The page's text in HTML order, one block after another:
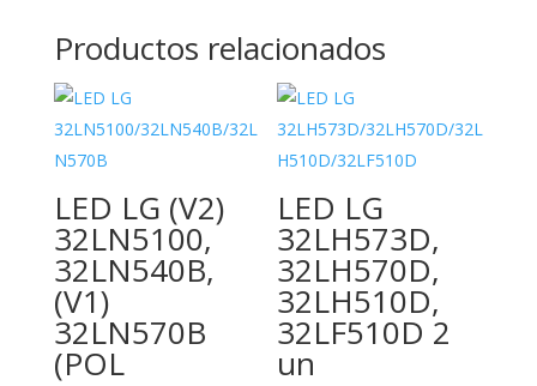
Productos relacionados
LED LG (V2)
32LN5100,
32LN540B,
(V1)
32LN570B
(POL
LED LG
32LH573D,
32LH570D,
32LH510D,
32LF510D 2
un